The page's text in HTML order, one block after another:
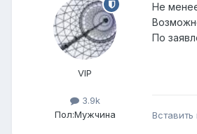
VIP
3.9k
Пол:Мужчина
Не
По
Вставить